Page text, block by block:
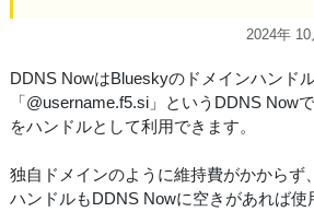
2024年 10
DDNS NowはBlueskyのドメインハンド
「@username.f5.si」というDDNS Now
をハンドルとして利用できます。
独自ドメインのように維持費がかからず
ハンドルもDDNS Nowに空きがあれば使